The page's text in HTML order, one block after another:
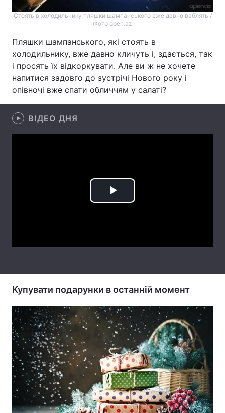
Стоять в холодильнику пляшки шампанського вже давно ваблять /
Фото open.az
Пляшки шампанського, які стоять в
холодильнику, вже давно кличуть і, здається, так
і просять їх відкоркувати. Але ви ж не хочете
напитися задовго до зустрічі Нового року і
опівночі вже спати обличчям у салаті?
ВІДЕО ДНЯ
Play
Купувати подарунки в останній момент